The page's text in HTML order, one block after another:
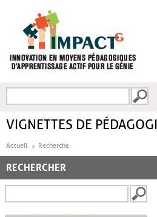
FORMULAIRE DE
VIGNETTES DE
Accueil Recherche
RECHERCHER